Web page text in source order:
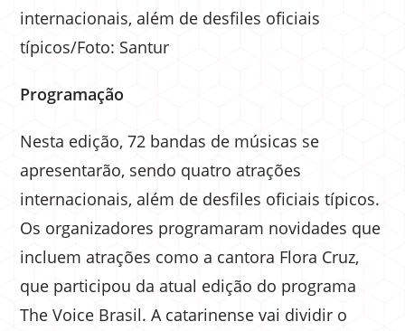
internacionais, além de desfiles oficiais
típicos/Foto: Santur
Programação
Nesta edição, 72 bandas de músicas se
apresentarão, sendo quatro atrações
internacionais, além de desfiles oficiais típicos.
Os organizadores programaram novidades que
incluem atrações como a cantora Flora Cruz,
que participou da atual edição do programa
The Voice Brasil. A catarinense vai dividir o